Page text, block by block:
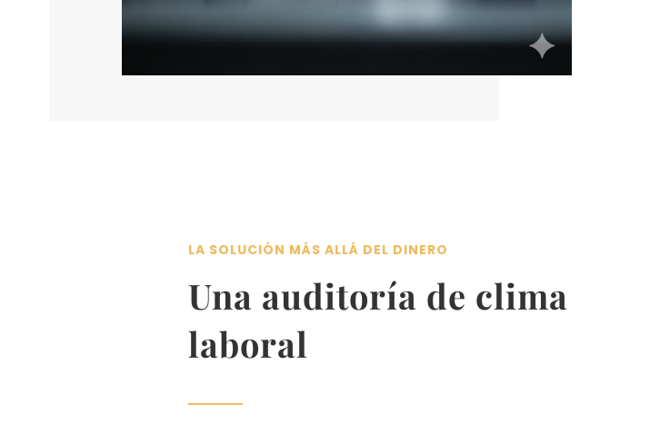
LA SOLUCIÓN MÁS ALLÁ DEL DINERO
Una auditoría de clima
laboral